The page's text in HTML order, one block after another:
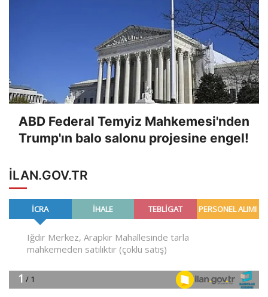
ABD Federal Temyiz Mahkemesi'nden
Trump'ın balo salonu projesine engel!
ILAN.GOV.TR